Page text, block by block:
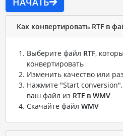
Как конвертировать RTF в
Выберите файл RTF,
конвертировать
Изменить качество или
Нажмите "Start
ваш файл из RTF в WMV
Скачайте файл WMV